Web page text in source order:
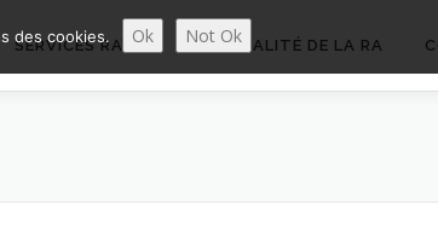
SERVICES RA’PRO ACTUALITÉ DE LA RA
des cookies. Ok Not Ok